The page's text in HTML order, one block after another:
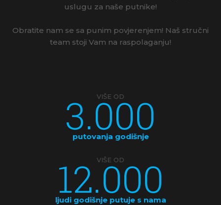
uslugu za naše putnike!
Obratite nam se sa punim povjerenjem! Naš stručni
team stoji Vam na raspolaganju!
VIŠE OD
3.000
putovanja godišnje
VIŠE OD
12.000
ljudi godišnje putuje s nama